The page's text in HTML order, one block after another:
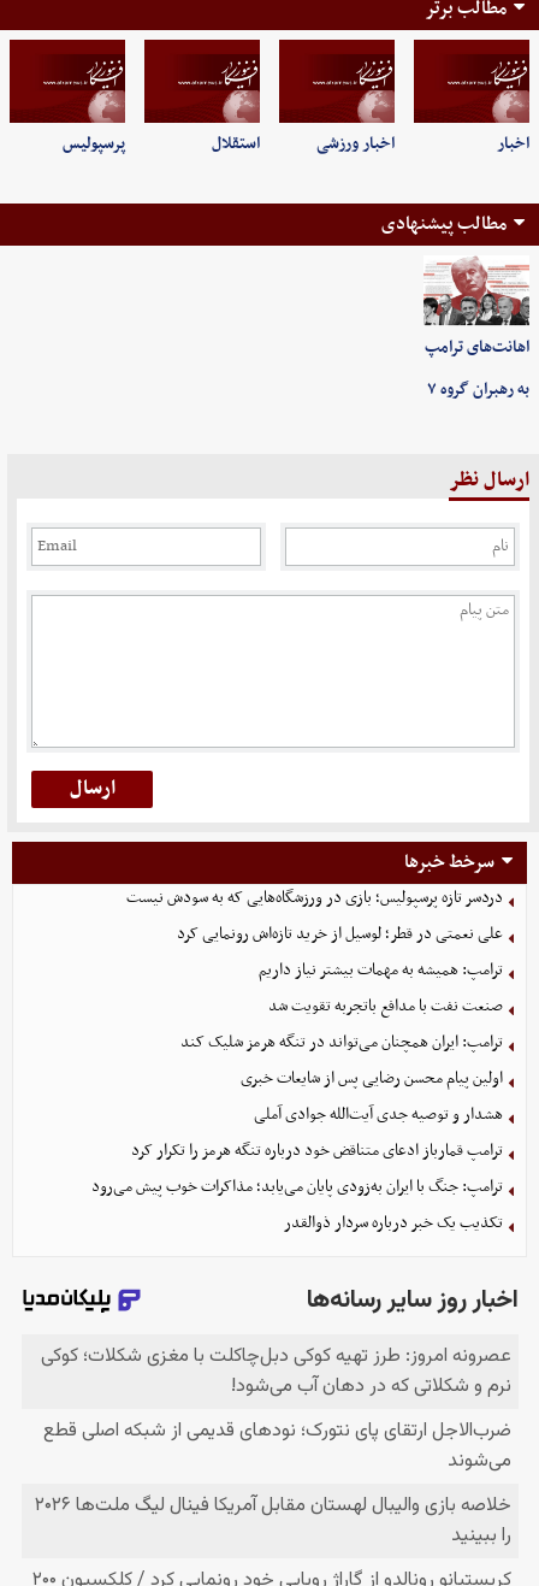
مطالب برتر
اخبار اخبار ورزشی استقلال پرسپولیس
مطالب پیشنهادی
اهانت‌های ترامپ
به رهبران گروه ۷
ارسال نظر
سرخط خبرها
دردسر تازه پرسپولیس؛ بازی در ورزشگاه‌هایی که به سودش نیست
علی نعمتی در قطر؛ لوسیل از خرید تازه‌اش رونمایی کرد
ترامپ: همیشه به مهمات بیشتر نیاز داریم
صنعت نفت با مدافع باتجربه تقویت شد
ترامپ: ایران همچنان می‌تواند در تنگه هرمز شلیک کند
اولین پیام محسن رضایی پس از شایعات خبری
هشدار و توصیه جدی آیت‌الله جوادی آملی
ترامپ قمارباز ادعای متناقض خود درباره تنگه هرمز را تکرار کرد
ترامپ: جنگ با ایران به‌زودی پایان می‌یابد؛ مذاکرات خوب پیش می‌رود
تکذیب یک خبر درباره سردار ذوالقدر